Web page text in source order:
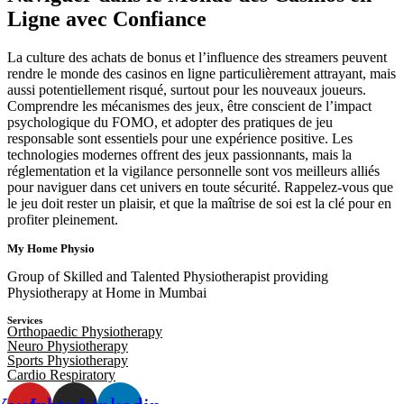
Ligne avec Confiance
La culture des achats de bonus et l’influence des streamers peuvent
rendre le monde des casinos en ligne particulièrement attrayant, mais
aussi potentiellement risqué, surtout pour les nouveaux joueurs.
Comprendre les mécanismes des jeux, être conscient de l’impact
psychologique du FOMO, et adopter des pratiques de jeu
responsable sont essentiels pour une expérience positive. Les
technologies modernes offrent des jeux passionnants, mais la
réglementation et la vigilance personnelle sont vos meilleurs alliés
pour naviguer dans cet univers en toute sécurité. Rappelez-vous que
le jeu doit rester un plaisir, et que la maîtrise de soi est la clé pour en
profiter pleinement.
My Home Physio
Group of Skilled and Talented Physiotherapist providing
Physiotherapy at Home in Mumbai
Services
Orthopaedic Physiotherapy
Neuro Physiotherapy
Sports Physiotherapy
Cardio Respiratory